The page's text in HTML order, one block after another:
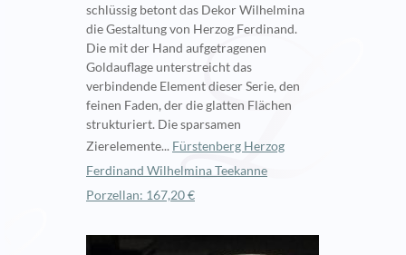
schlüssig betont das Dekor Wilhelmina
die Gestaltung von Herzog Ferdinand.
Die mit der Hand aufgetragenen
Goldauflage unterstreicht das
verbindende Element dieser Serie, den
feinen Faden, der die glatten Flächen
strukturiert. Die sparsamen
Zierelemente... Fürstenberg Herzog
Ferdinand Wilhelmina Teekanne
Porzellan: 167,20 €